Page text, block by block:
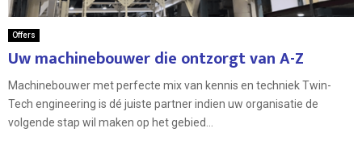
Offers
Uw machinebouwer die ontzorgt van A-Z
Machinebouwer met perfecte mix van kennis en techniek Twin-
Tech engineering is dé juiste partner indien uw organisatie de
volgende stap wil maken op het gebied...